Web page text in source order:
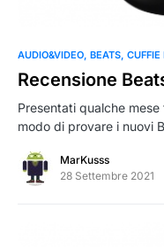
0
AUDIO&VIDEO BEATS CUFFIE
Recensione
Presentati qualche
modo di provare i nuovi
MarKusss
28 Settembre 2021